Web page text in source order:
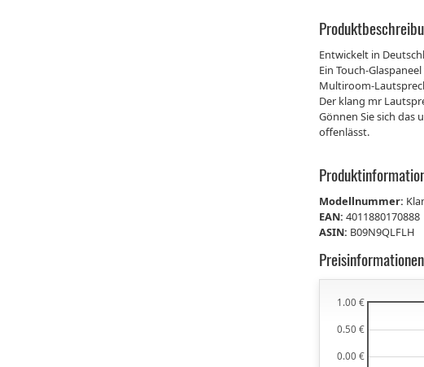
Entwickelt in
Ein Touch-
Multiroom-
Der klang mr
Gönnen Sie sich das
offenlässt.
Modellnummer:
EAN:4011880170888
ASIN: B09N9QLFLH
Preisinformationen
0.00 €
0.50 €
1.00 €